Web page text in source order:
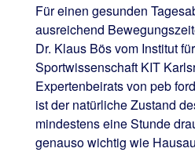
Für einen gesunden
ausreichend
Dr. Klaus Bös vom Institut
Sportwissenschaft KIT
Expertenbeirats von peb
ist der natürliche Zustand
mindestens eine Stunde
genauso wichtig wie